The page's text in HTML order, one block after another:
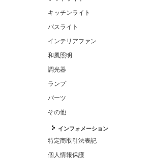
キッチンライト
バスライト
インテリアファン
和風照明
調光器
ランプ
パーツ
その他
インフォメーション
特定商取引法表記
個人情報保護